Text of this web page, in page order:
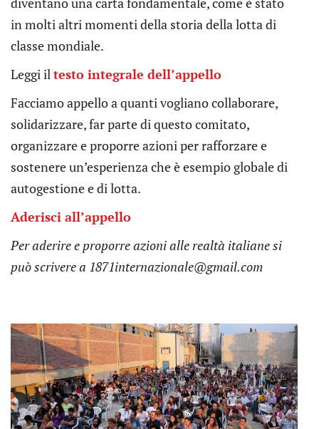
in molti altri momenti della storia della lotta di
classe mondiale.
Leggi iltesto integrale dell’appello
Facciamo appello a quanti vogliano collaborare,
solidarizzare, far parte di questo comitato,
organizzare e proporre azioni per rafforzare e
sostenere un’esperienza che è esempio globale di
autogestione e di lotta.
Aderisci all’appello
Per aderire e proporre azioni alle realtà italiane si
può scrivere a 1871internazionale@gmail.com